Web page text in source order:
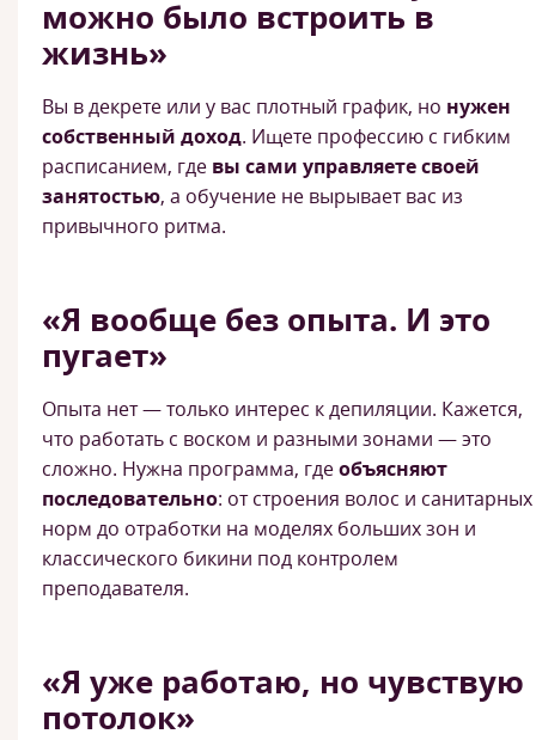
можно было встроить в
жизнь»
Вы в декрете или у вас плотный график, но нужен
собственный доход. Ищете профессию с гибким
расписанием, где вы сами управляете своей
занятостью, а обучение не вырывает вас из
привычного ритма.
«Я вообще без опыта. И это
пугает»
Опыта нет — только интерес к депиляции. Кажется,
что работать с воском и разными зонами — это
сложно. Нужна программа, гдеобъясняют
последовательно: от строения волос и санитарных
норм до отработки на моделях больших зон и
классического бикини под контролем
преподавателя.
«Я уже работаю, но чувствую
потолок»